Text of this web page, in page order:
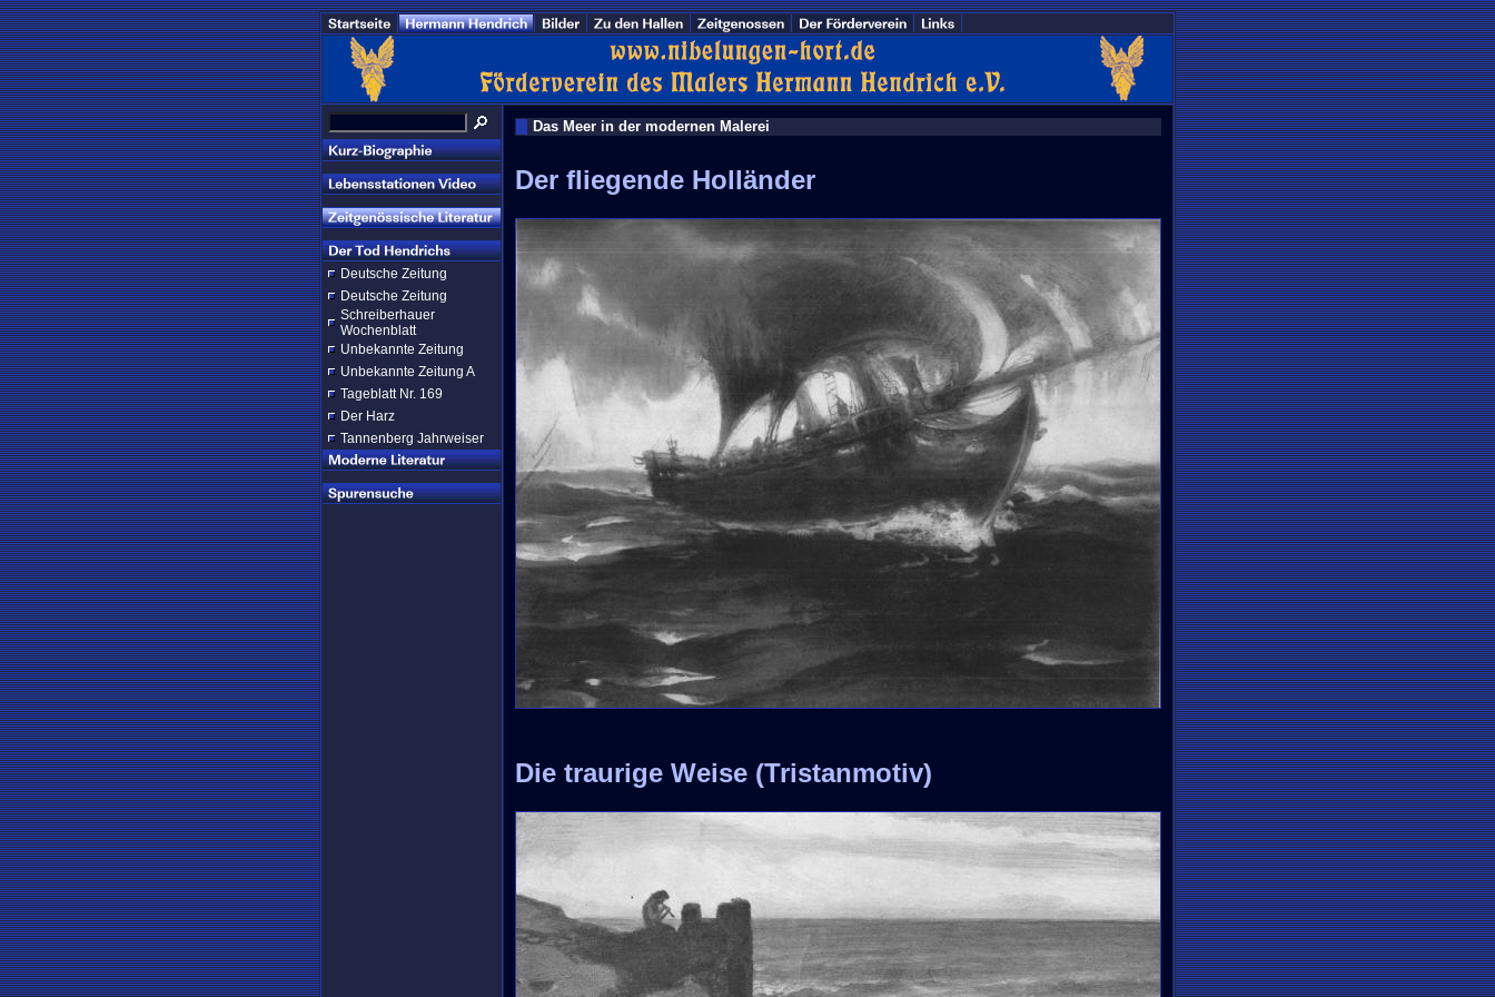
Deutsche Zeitung
Deutsche Zeitung
Schreiberhauer
Wochenblatt
Unbekannte Zeitung
Unbekannte Zeitung A
Tageblatt Nr. 169
Der Harz
Tannenberg Jahrweiser
Das Meer in der modernen Malerei
Der fliegende Holländer
Die traurige Weise (Tristanmotiv)